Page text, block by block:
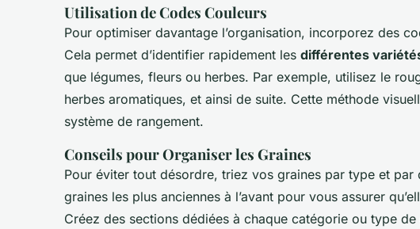
Utilisation de Codes Couleurs
Pour optimiser davantage l’organisation, incorporez des
Cela permet d’identifier rapidement les différentes
que légumes, fleurs ou herbes. Par exemple, utilisez le
herbes aromatiques, et ainsi de suite. Cette méthode
système de rangement.
Conseils pour Organiser les Graines
Pour éviter tout désordre, triez vos graines par type et par
graines les plus anciennes à l’avant pour vous assurer
Créez des sections dédiées à chaque catégorie ou type